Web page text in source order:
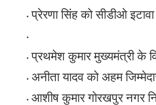
प्रेरणा सिंह को सीडीओ
प्रथमेश कुमार मुख्यमंत्री के
अनीता यादव को अहम
आशीष कुमार गोरखपुर नगर